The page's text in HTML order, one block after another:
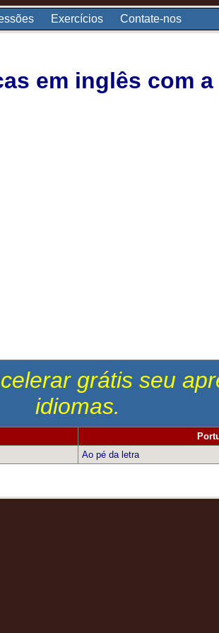
Exercícios Contate-nos
em inglês com
grátis seu
idiomas.
Ao pé da letra